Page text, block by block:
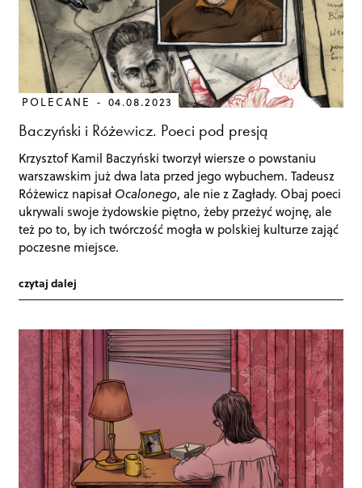
POLECANE 04.08.2023
Baczyński i Różewicz. Poeci pod presją
Krzysztof Kamil Baczyński tworzył wiersze o powstaniu
warszawskim już dwa lata przed jego wybuchem. Tadeusz
Różewicz napisał Ocalonego, ale nie z Zagłady. Obaj poeci
ukrywali swoje żydowskie piętno, żeby przeżyć wojnę, ale
też po to, by ich twórczość mogła w polskiej kulturze zająć
poczesne miejsce.
czytaj dalej